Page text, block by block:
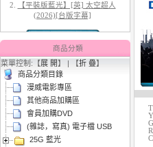
2.
【平裝版藍光】[英] 太空超人
(2026)[台版字幕]
3. 【平裝版藍光】[英] 曼達洛人與
商品分類
菜單控制:【展 開】 | 【折 疊】
商品分類目錄
漫威電影專區
其他商品加購區
會員加購DVD
(雜誌，寫真) 電子檔 USB
25G 藍光